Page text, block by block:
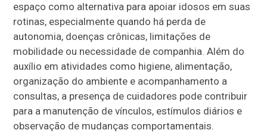
espaço como alternativa para apoiar idosos em suas
rotinas, especialmente quando há perda de
autonomia, doenças crônicas, limitações de
mobilidade ou necessidade de companhia. Além do
auxílio em atividades como higiene, alimentação,
organização do ambiente e acompanhamento a
consultas, a presença de cuidadores pode contribuir
para a manutenção de vínculos, estímulos diários e
observação de mudanças comportamentais.